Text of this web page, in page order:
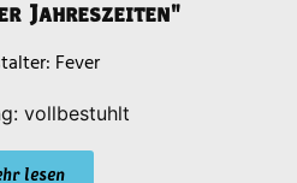
Jahreszeiten"
Fever
vollbestuhlt
lesen